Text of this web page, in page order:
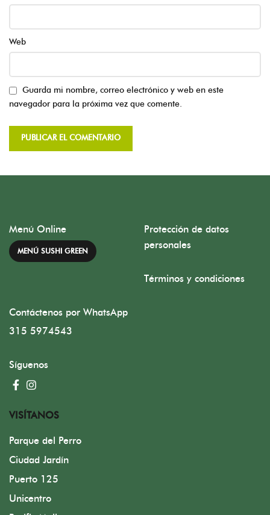
Web
Guarda mi nombre, correo electrónico y web en este
navegador para la próxima vez que comente.
Menú Online
MENÚ SUSHI GREEN
Protección de datos
personales
Términos y condiciones
Contáctenos por WhatsApp
315 5974543
Síguenos
VISÍTANOS
Parque del Perro
Ciudad Jardín
Puerto 125
Unicentro